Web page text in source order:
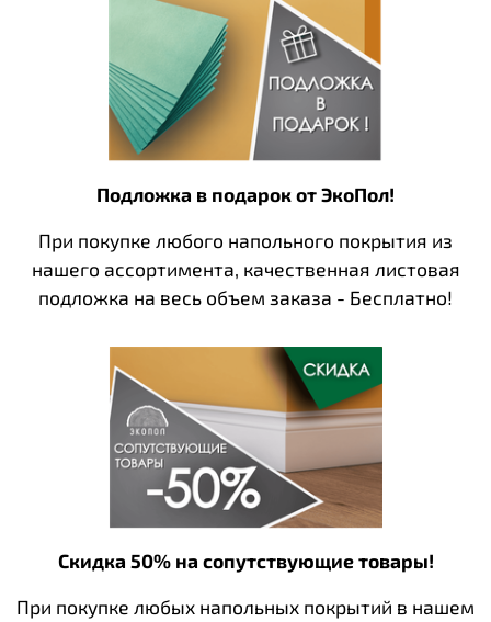
Подложка в подарок от ЭкоПол!
При покупке любого напольного покрытия из
нашего ассортимента, качественная листовая
подложка на весь объем заказа - Бесплатно!
Скидка 50% на сопутствующие товары!
При покупке любых напольных покрытий в нашем